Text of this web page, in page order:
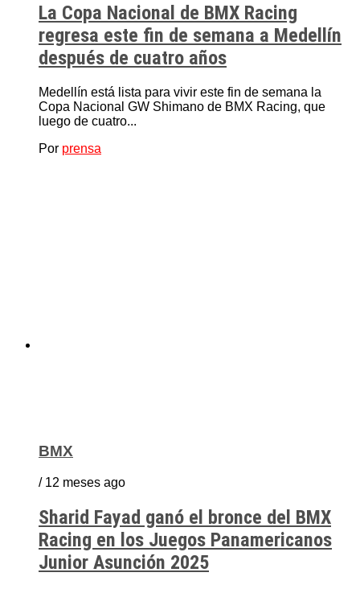
La Copa Nacional de BMX Racing
regresa este fin de semana a Medellín
después de cuatro años
Medellín está lista para vivir este fin de semana la
Copa Nacional GW Shimano de BMX Racing, que
luego de cuatro...
Por prensa
BMX
/ 12 meses ago
Sharid Fayad ganó el bronce del BMX
Racing en los Juegos Panamericanos
Junior Asunción 2025